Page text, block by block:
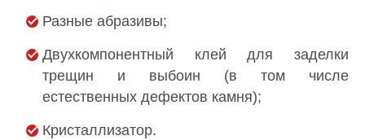
Разные абразивы;
Двухкомпонентный клей для заделки
трещин и выбоин (в том числе
естественных дефектов камня);
Кристаллизатор.